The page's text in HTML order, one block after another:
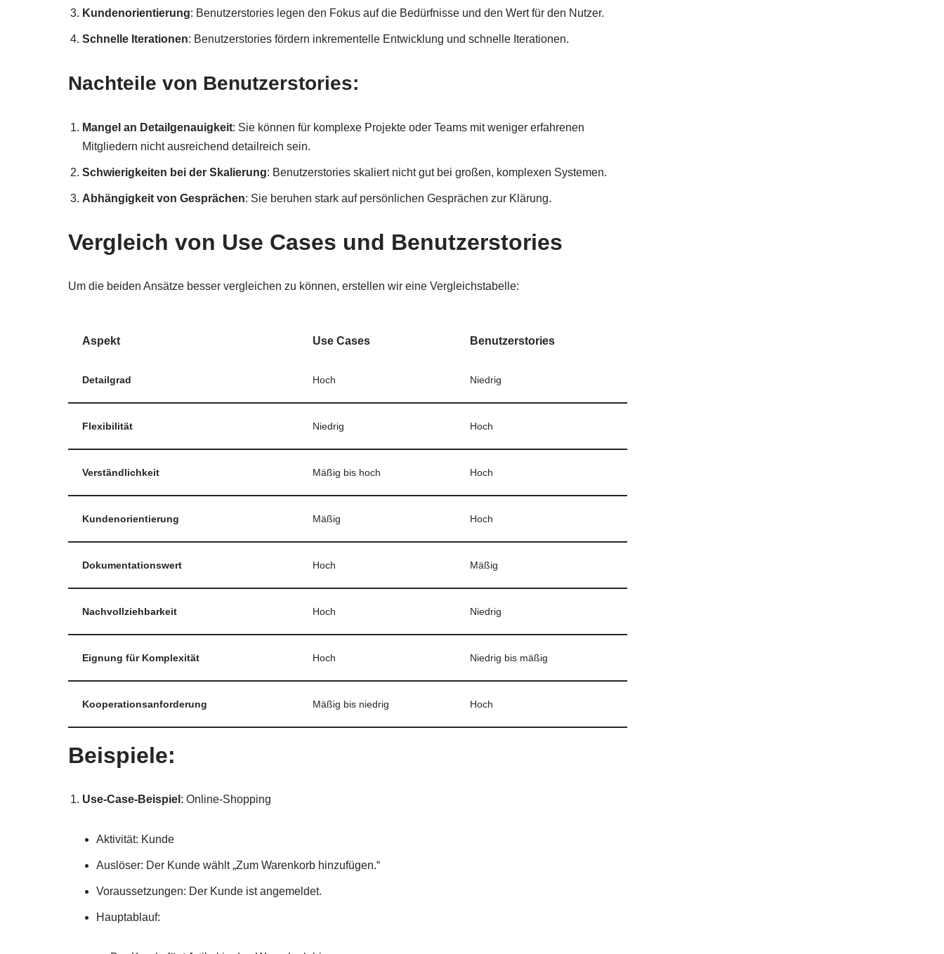
Kundenorientierung: Benutzerstories legen den Fokus auf die Bedürfnisse und den Wert für den Nutzer.
Schnelle Iterationen: Benutzerstories fördern inkrementelle Entwicklung und schnelle Iterationen.
Nachteile von Benutzerstories:
Mangel an Detailgenauigkeit: Sie können für komplexe Projekte oder Teams mit weniger erfahrenen
Mitgliedern nicht ausreichend detailreich sein.
Schwierigkeiten bei der Skalierung: Benutzerstories skaliert nicht gut bei großen, komplexen Systemen.
Abhängigkeit von Gesprächen: Sie beruhen stark auf persönlichen Gesprächen zur Klärung.
Vergleich von Use Cases und Benutzerstories
Um die beiden Ansätze besser vergleichen zu können, erstellen wir eine Vergleichstabelle:
Aspekt Use Cases Benutzerstories
Detailgrad Hoch Niedrig
Flexibilität Niedrig Hoch
Verständlichkeit Mäßig bis hoch Hoch
Kundenorientierung Mäßig Hoch
Dokumentationswert Hoch Mäßig
Nachvollziehbarkeit Hoch Niedrig
Eignung für Komplexität Hoch Niedrig bis mäßig
Kooperationsanforderung Mäßig bis niedrig Hoch
Beispiele:
Use-Case-Beispiel : Online-Shopping
Aktivität: Kunde
Auslöser: Der Kunde wählt „Zum Warenkorb hinzufügen.“
Voraussetzungen: Der Kunde ist angemeldet.
Hauptablauf: